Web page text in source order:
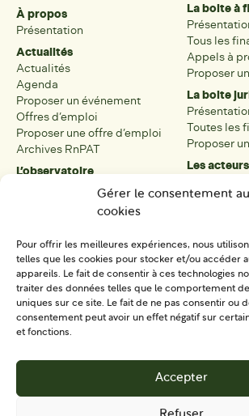
Gérer le consentement
cookies
Pour offrir les meilleures expériences, nous
telles que les cookies pour stocker et/ou accéder
appareils. Le fait de consentir à ces technologies
traiter des données telles que le comportement de
uniques sur ce site. Le fait de ne pas consentir ou
consentement peut avoir un effet négatif sur
et fonctions.
Accepter
À propos
Présentation
Actualités
Actualités
Agenda
Proposer un événement
Offres d’emploi
Proposer une offre d’emploi
Archives RnPAT
L’observatoire
Présentation de l’observatoire
La boîte à outils
Présentation
Tous les outils
Proposer un outil
La boite à
Tous les
Appels à
Proposer
La boite
Toutes les
Proposer
Les acteurs
Tous les
CONTACT
S'IMPLIQUER